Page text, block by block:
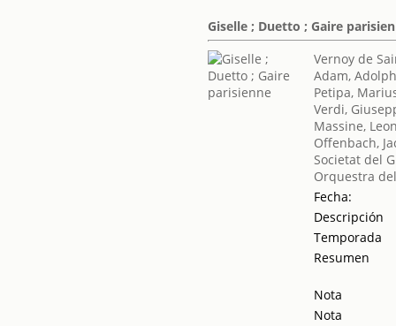
Giselle ; Duetto ; Gaire
Vernoy de
Adam,
Petipa,
Verdi,
Massine,
Offenbach,
Societat del
Orquestra
Fecha:
Descripción
Temporada
Resumen
Nota
Nota